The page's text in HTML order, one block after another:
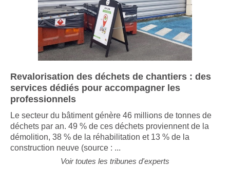
Revalorisation des déchets de chantiers : des
services dédiés pour accompagner les
professionnels
Le secteur du bâtiment génère 46 millions de tonnes de
déchets par an. 49 % de ces déchets proviennent de la
démolition, 38 % de la réhabilitation et 13 % de la